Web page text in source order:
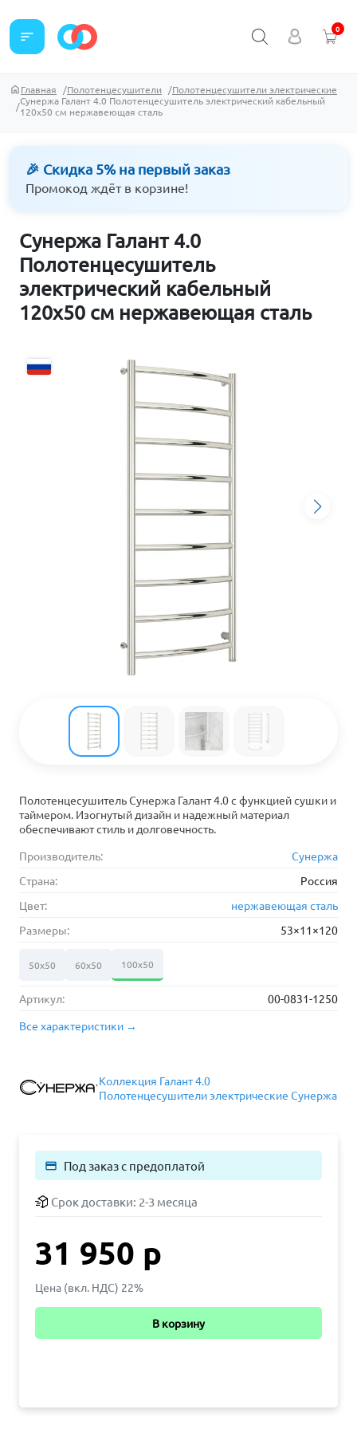
sort 0
Главная Полотенцесушители
Полотенцесушители электрические
Сунержа Галант 4.0 Полотенцесушитель электрический кабельный
120х50 см нержавеющая сталь
🎉 Скидка 5% на первый заказ
Промокод ждёт в корзине!
Сунержа Галант 4.0
Полотенцесушитель
электрический кабельный
120х50 см нержавеющая сталь
Полотенцесушитель Сунержа Галант 4.0 с функцией сушки и
таймером. Изогнутый дизайн и надежный материал
обеспечивают стиль и долговечность.
Производитель:
Сунержа
Страна:
Россия
Цвет:
нержавеющая сталь
Размеры:
53×11×120
50х50 60х50 100х50
Артикул:
00-0831-1250
Все характеристики →
Коллекция Галант 4.0
Полотенцесушители электрические Сунержа
payment Под заказ с предоплатой
Срок доставки: 2-3 месяца
31 950 р
Цена (вкл. НДС) 22%
В корзину